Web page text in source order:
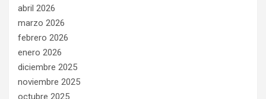
abril 2026
marzo 2026
febrero 2026
enero 2026
diciembre 2025
noviembre 2025